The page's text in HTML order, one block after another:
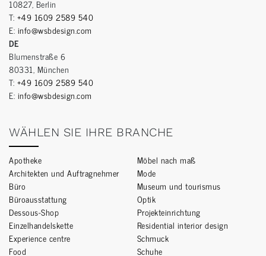
10827, Berlin
T: +49 1609 2589 540
E: info@wsbdesign.com
DE
Blumenstraße 6
80331, München
T: +49 1609 2589 540
E: info@wsbdesign.com
WÄHLEN SIE IHRE BRANCHE
Apotheke
Architekten und Auftragnehmer
Büro
Büroausstattung
Dessous-Shop
Einzelhandelskette
Experience centre
Food
Möbel nach maß
Mode
Museum und tourismus
Optik
Projekteinrichtung
Residential interior design
Schmuck
Schuhe